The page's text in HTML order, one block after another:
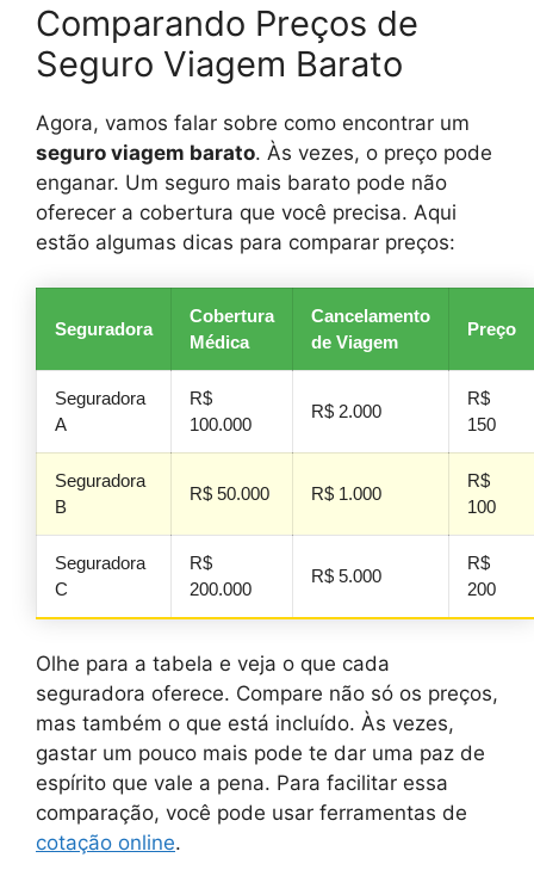
Comparando Preços de
Seguro Viagem Barato
Agora, vamos falar sobre como encontrar um
seguro viagem barato. Às vezes, o preço pode
enganar. Um seguro mais barato pode não
oferecer a cobertura que você precisa. Aqui
estão algumas dicas para comparar preços:
Seguradora
Cobertura
Médica
Cancelamento
de Viagem
Preço
Seguradora
A
R$
100.000
R$ 2.000
R$
150
Seguradora
B
R$ 50.000 R$ 1.000
R$
100
Seguradora
C
R$
200.000
R$ 5.000
R$
200
Olhe para a tabela e veja o que cada
seguradora oferece. Compare não só os preços,
mas também o que está incluído. Às vezes,
gastar um pouco mais pode te dar uma paz de
espírito que vale a pena. Para facilitar essa
comparação, você pode usar ferramentas de
cotação online.